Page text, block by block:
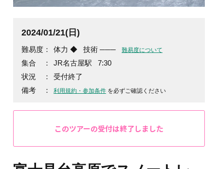
2024/01/21(日)
難易度： 体力 ◆ 技術 ─── 難易度について
集合 ：
JR名古屋駅 7:30
状況 ：
受付終了
備考 ：
利用規約・参加条件を必ずご確認ください
このツアーの受付は終了しました